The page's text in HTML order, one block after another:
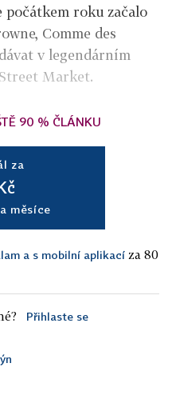
počátkem roku začalo
Comme des
v legendárním
Market.
90 % ČLÁNKU
za
měsíce
a s mobilní aplikací za 80
Přihlaste se